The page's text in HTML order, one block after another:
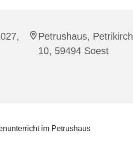
Petrushaus,
10, 59494 Soest
im Petrushaus